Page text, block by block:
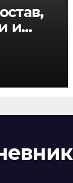
и